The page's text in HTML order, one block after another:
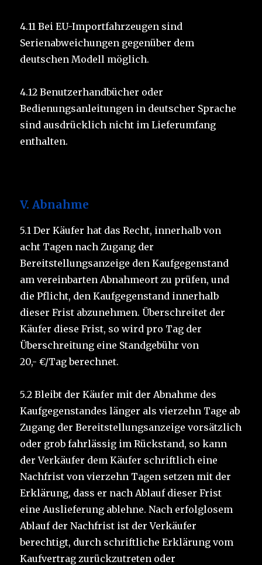
4.11 Bei EU-Importfahrzeugen sind
Serienabweichungen gegenüber dem
deutschen Modell möglich.
4.12 Benutzerhandbücher oder
Bedienungsanleitungen in deutscher Sprache
sind ausdrücklich nicht im Lieferumfang
enthalten.
V.Abnahme
5.1 Der Käufer hat das Recht, innerhalb von
acht Tagen nach Zugang der
Bereitstellungsanzeige den Kaufgegenstand
am vereinbarten Abnahmeort zu prüfen, und
die Pflicht, den Kaufgegenstand innerhalb
dieser Frist abzunehmen. Überschreitet der
Käufer diese Frist, so wird pro Tag der
Überschreitung eine Standgebühr von
20,- €/Tag berechnet.
5.2 Bleibt der Käufer mit der Abnahme des
Kaufgegenstandes länger als vierzehn Tage ab
Zugang der Bereitstellungsanzeige vorsätzlich
oder grob fahrlässig im Rückstand, so kann
der Verkäufer dem Käufer schriftlich eine
Nachfrist von vierzehn Tagen setzen mit der
Erklärung, dass er nach Ablauf dieser Frist
eine Auslieferung ablehne. Nach erfolglosem
Ablauf der Nachfrist ist der Verkäufer
berechtigt, durch schriftliche Erklärung vom
Kaufvertrag zurückzutreten oder